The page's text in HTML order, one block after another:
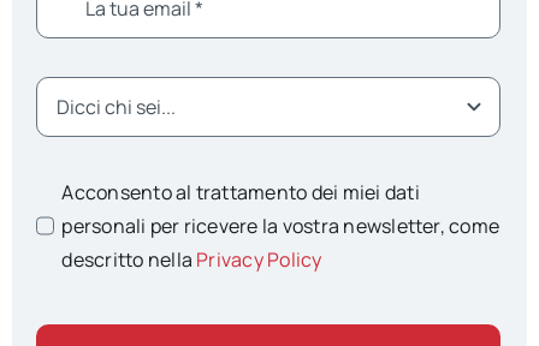
Acconsento al trattamento dei miei dati
personali per ricevere la vostra newsletter, come
descritto nella Privacy Policy